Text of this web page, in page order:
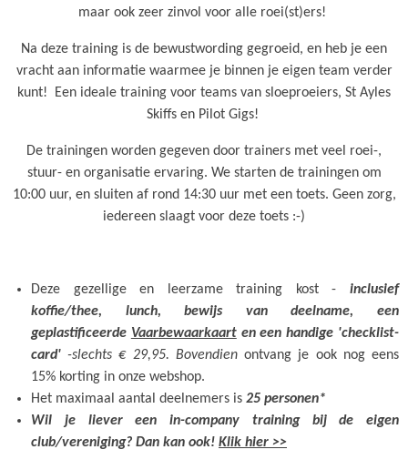
maar ook zeer zinvol voor alle roei(st)ers!
Na deze training is de bewustwording gegroeid, en heb je een
vracht aan informatie waarmee je binnen je eigen team verder
kunt! Een ideale training voor teams van sloeproeiers, St Ayles
Skiffs en Pilot Gigs!
De trainingen worden gegeven door trainers met veel roei-,
stuur- en organisatie ervaring. We starten de trainingen om
10:00 uur, en sluiten af rond 14:30 uur met een toets. Geen zorg,
iedereen slaagt voor deze toets :-)
Deze gezellige en leerzame training kost - inclusief
koffie/thee, lunch, bewijs van deelname, een
geplastificeerde Vaarbewaarkaarten een handige 'checklist-
card'-slechts € 29,95. Bovendienontvang je ook nog eens
15% korting in onze webshop.
Het maximaal aantal deelnemers is 25 personen*
Wil je liever een in-company training bij de eigen
club/vereniging? Dan kan ook! Klik hier >>